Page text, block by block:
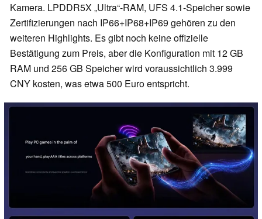
Kamera. LPDDR5X „Ultra“-RAM, UFS 4.1-Speicher sowie
Zertifizierungen nach IP66+IP68+IP69 gehören zu den
weiteren Highlights. Es gibt noch keine offizielle
Bestätigung zum Preis, aber die Konfiguration mit 12 GB
RAM und 256 GB Speicher wird voraussichtlich 3.999
CNY kosten, was etwa 500 Euro entspricht.